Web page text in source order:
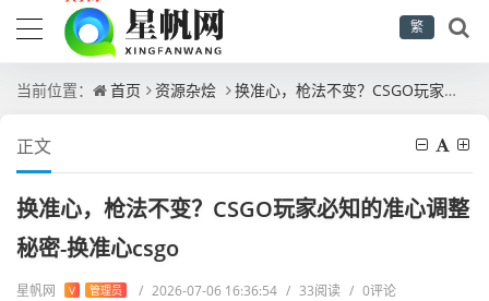
繁
当前位置： 首页 资源杂烩 换准心，枪法不变？CSGO玩家必知的准心调整秘密-换准心csgo
正文
换准心，枪法不变？CSGO玩家必知的准心调整
秘密-换准心csgo
星帆网 V 管理员 / 2026-07-06 16:36:54 / 33阅读 / 0评论